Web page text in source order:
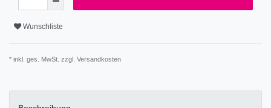
Wunschliste
* inkl. ges. MwSt. zzgl. Versandkosten